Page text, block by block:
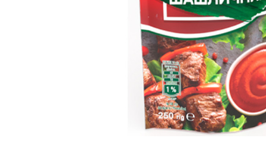
Харчові
інгредієнти
Рослинна
Борошно та
висівки
Подарункові
набори